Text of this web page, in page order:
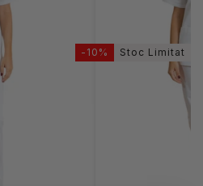
-10% Stoc Limitat